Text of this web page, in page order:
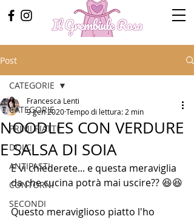
Post
CATEGORIE
PRIMI PIATTI
DOLCI
ANTIPASTI
CONTORNI
SECONDI
CATEGORIE
NOODLES CON VERDURE
E SALSA DI SOIA
Francesca Lenti
9 gen 2020Tempo di lettura: 2 min
E vi chiederete... e questa meraviglia
da che cucina potrà mai uscire?? 😆😆
Questo meraviglioso piatto l'ho